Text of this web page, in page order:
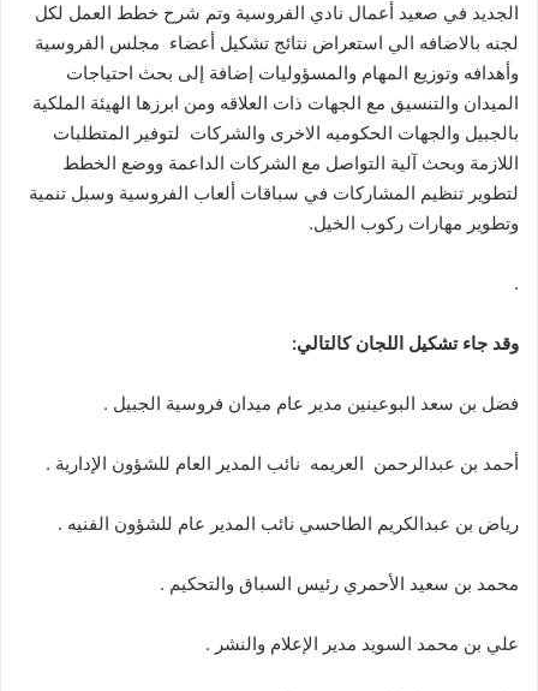
الجديد في صعيد أعمال نادي الفروسية وتم شرح خطط العمل لكل
لجنه بالاضافه الي استعراض نتائج تشكيل أعضاء مجلس الفروسية
وأهدافه وتوزيع المهام والمسؤوليات إضافة إلى بحث احتياجات
الميدان والتنسيق مع الجهات ذات العلاقه ومن ابرزها الهيئة الملكية
بالجبيل والجهات الحكوميه الاخرى والشركات لتوفير المتطلبات
اللازمة وبحث آلية التواصل مع الشركات الداعمة ووضع الخطط
لتطوير تنظيم المشاركات في سباقات ألعاب الفروسية وسبل تنمية
وتطوير مهارات ركوب الخيل.
.
وقد جاء تشكيل اللجان كالتالي:
فضل بن سعد البوعينين مدير عام ميدان فروسية الجبيل .
أحمد بن عبدالرحمن العريمه نائب المدير العام للشؤون الإدارية .
رياض بن عبدالكريم الطاحسي نائب المدير عام للشؤون الفنيه .
محمد بن سعيد الأحمري رئيس السباق والتحكيم .
علي بن محمد السويد مدير الإعلام والنشر .